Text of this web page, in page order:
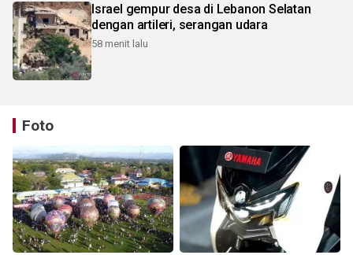
Israel gempur desa di Lebanon Selatan
dengan artileri, serangan udara
58 menit lalu
Foto